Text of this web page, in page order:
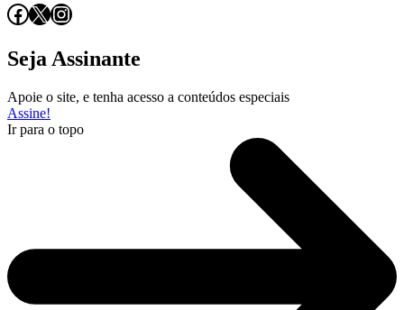
Facebook
X Instagram
Seja Assinante
Apoie o site, e tenha acesso a conteúdos especiais
Assine!
Ir para o topo